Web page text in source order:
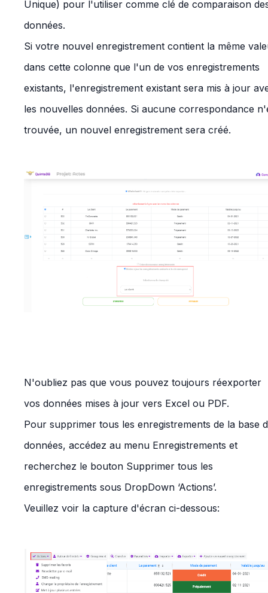
Unique) pour l'utiliser comme clé de comparaison
données.
Si votre nouvel enregistrement contient la même
dans cette colonne que l'un de vos enregistrements
existants, l'enregistrement existant sera mis à jour
les nouvelles données. Si aucune correspondance
trouvée, un nouvel enregistrement sera créé.
N'oubliez pas que vous pouvez toujours réexporter
vos données mises à jour vers Excel ou PDF.
Pour supprimer tous les enregistrements de la base
données, accédez au menu Enregistrements et
recherchez le bouton Supprimer tous les
enregistrements sous DropDown ‘Actions’.
Veuillez voir la capture d'écran ci-dessous: